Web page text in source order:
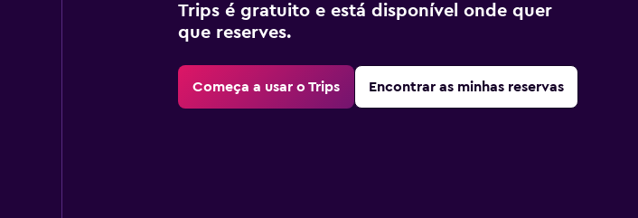
Trips é gratuito e está disponível onde quer
que reserves.
Começa a usar o Trips Encontrar as minhas reservas